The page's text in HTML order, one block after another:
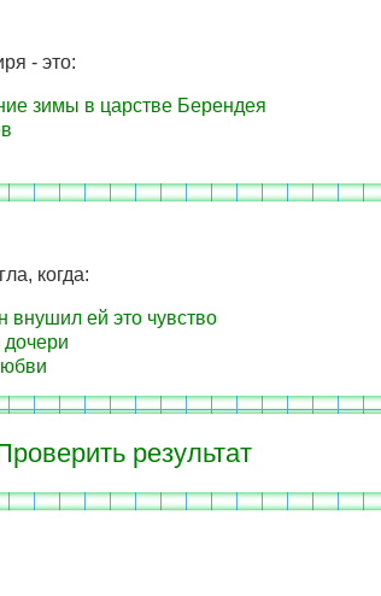
- это:
зимы в царстве Берендея
когда:
внушил ей это чувство